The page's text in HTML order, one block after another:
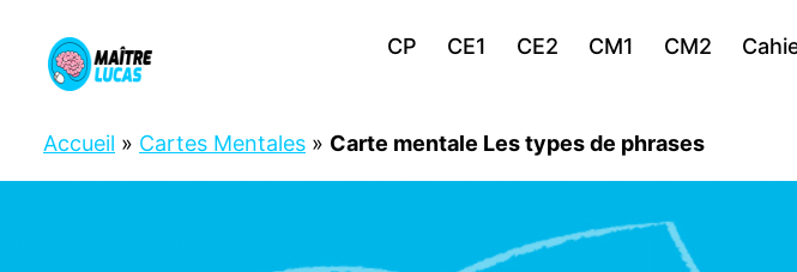
CP CE1 CE2 CM1 CM2
Accueil » Cartes Mentales » Carte mentale Les types de phrases